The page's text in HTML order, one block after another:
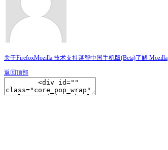
关于FirefoxMozilla 技术支持谋智中国手机版(Beta)了解 Mozilla
返回顶部